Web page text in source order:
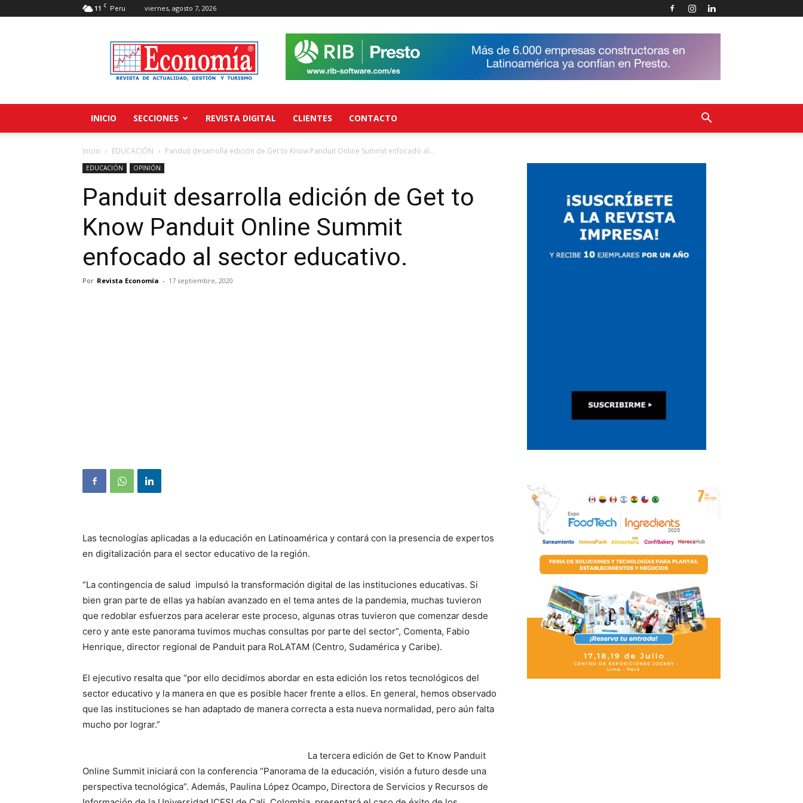
11 C Peru viernes, agosto 7, 2026
Revista
Economía
INICIO SECCIONES REVISTA DIGITAL CLIENTES CONTACTO
Inicio EDUCACIÓN Panduit desarrolla edición de Get to Know Panduit Online Summit enfocado al...
EDUCACIÓN OPINIÓN
Panduit desarrolla edición de Get to
Know Panduit Online Summit
enfocado al sector educativo.
Por Revista Economía - 17 septiembre, 2020
Las tecnologías aplicadas a la educación en Latinoamérica y contará con la presencia de expertos
en digitalización para el sector educativo de la región.
“La contingencia de salud impulsó la transformación digital de las instituciones educativas. Si
bien gran parte de ellas ya habían avanzado en el tema antes de la pandemia, muchas tuvieron
que redoblar esfuerzos para acelerar este proceso, algunas otras tuvieron que comenzar desde
cero y ante este panorama tuvimos muchas consultas por parte del sector”, Comenta, Fabio
Henrique, director regional de Panduit para RoLATAM (Centro, Sudamérica y Caribe).
El ejecutivo resalta que “por ello decidimos abordar en esta edición los retos tecnológicos del
sector educativo y la manera en que es posible hacer frente a ellos. En general, hemos observado
que las instituciones se han adaptado de manera correcta a esta nueva normalidad, pero aún falta
mucho por lograr.”
La tercera edición de Get to Know Panduit
Online Summit iniciará con la conferencia “Panorama de la educación, visión a futuro desde una
perspectiva tecnológica”. Además, Paulina López Ocampo, Directora de Servicios y Recursos de